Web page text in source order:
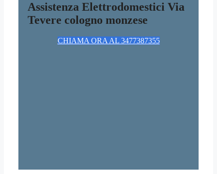
Assistenza Elettrodomestici Via
Tevere cologno monzese
CHIAMA ORA AL 3477387355